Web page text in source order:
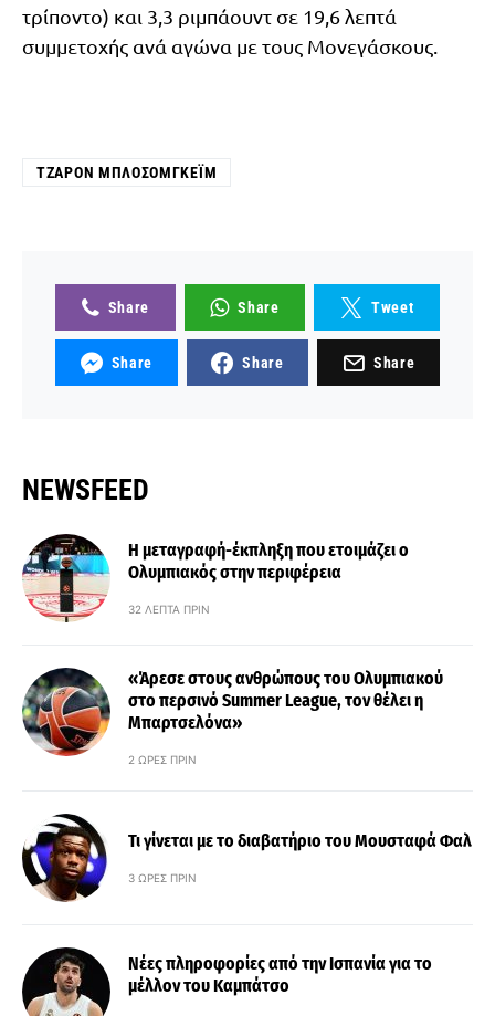
τρίποντο) και 3,3 ριμπάουντ σε 19,6 λεπτά
συμμετοχής ανά αγώνα με τους Μονεγάσκους.
ΤΖΑΡΌΝ ΜΠΛΌΣΟΜΓΚΕΪΜ
Share Share Tweet
Share Share Share
NEWSFEED
Η μεταγραφή-έκπληξη που ετοιμάζει ο
Ολυμπιακός στην περιφέρεια
32 ΛΕΠΤΆ ΠΡΙΝ
«Άρεσε στους ανθρώπους του Ολυμπιακού
στο περσινό Summer League, τον θέλει η
Μπαρτσελόνα»
2 ΏΡΕΣ ΠΡΙΝ
Τι γίνεται με το διαβατήριο του Μουσταφά Φαλ
3 ΏΡΕΣ ΠΡΙΝ
Νέες πληροφορίες από την Ισπανία για το
μέλλον του Καμπάτσο